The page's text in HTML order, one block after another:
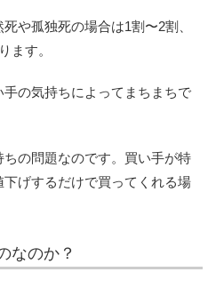
や孤独死の場合は1割〜2割、
ます。
の気持ちによってまちまちで
ちの問題なのです。買い手が特
げするだけで買ってくれる場
なのか？